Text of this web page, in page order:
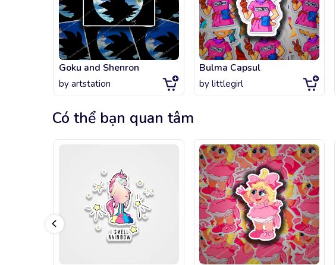
Goku and Shenron
by artstation
Bulma Capsul
by littlegirl
Có thể bạn quan tâm